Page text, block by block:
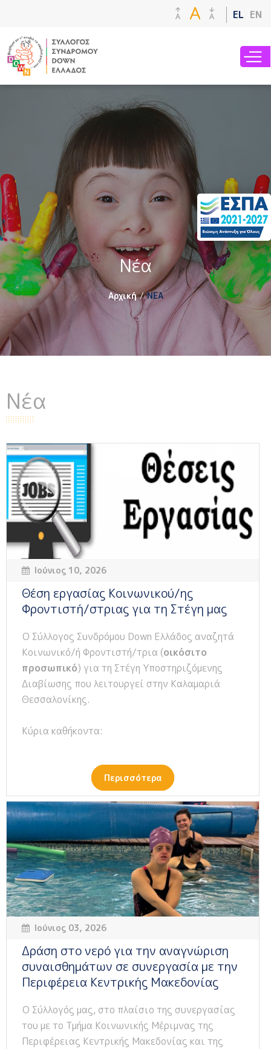
EL EN
Νέα
Αρχική ΝΕΑ
Νέα
Ιούνιος 10, 2026
Θέση εργασίας Κοινωνικού/ης
Φροντιστή/στριας για τη Στέγη μας
Ο Σύλλογος Συνδρόμου Down Ελλάδος αναζητά
Κοινωνικό/ή Φροντιστή/τρια (οικόσιτο
προσωπικό) για τη Στέγη Υποστηριζόμενης
Διαβίωσης που λειτουργεί στην Καλαμαριά
Θεσσαλονίκης.
Κύρια καθήκοντα:
Περισσότερα
Ιούνιος 03, 2026
Δράση στο νερό για την αναγνώριση
συναισθημάτων σε συνεργασία με την
Περιφέρεια Κεντρικής Μακεδονίας
Ο Σύλλογός μας, στο πλαίσιο της συνεργασίας
του με το Τμήμα Κοινωνικής Μέριμνας της
Περιφέρειας Κεντρικής Μακεδονίας και της